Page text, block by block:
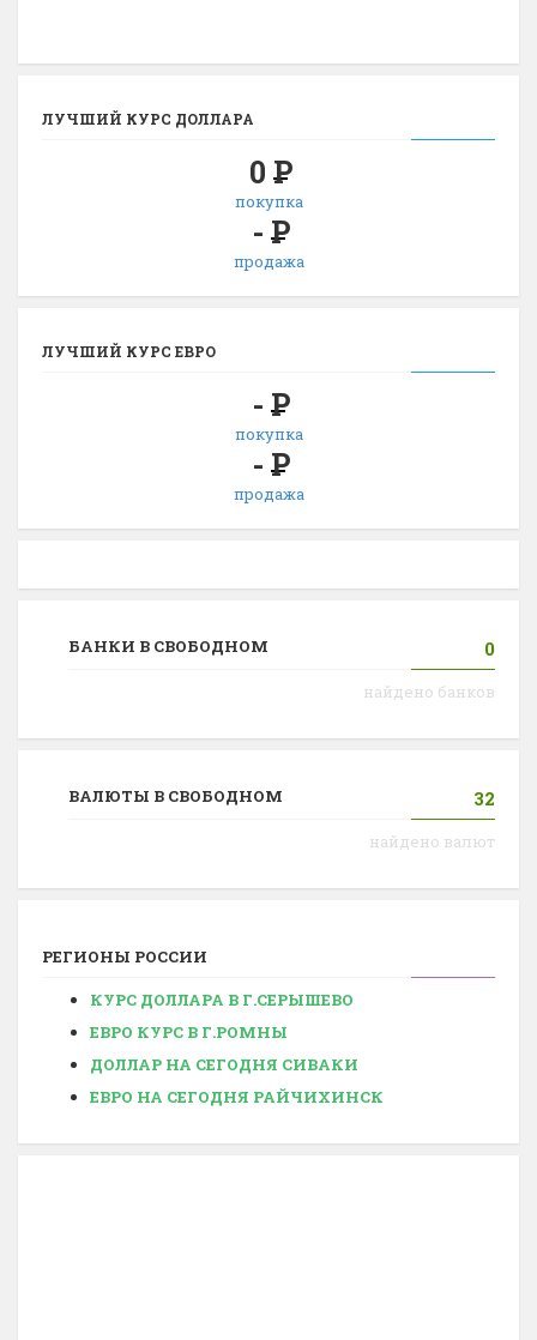
ЛУЧШИЙ КУРС ДОЛЛАРА
0 Р
покупка
- Р
продажа
ЛУЧШИЙ КУРС ЕВРО
- Р
покупка
- Р
продажа
БАНКИ В СВОБОДНОМ 0
найдено банков
ВАЛЮТЫ В СВОБОДНОМ 32
найдено валют
РЕГИОНЫ РОССИИ
КУРС ДОЛЛАРА В Г.СЕРЫШЕВО
ЕВРО КУРС В Г.РОМНЫ
ДОЛЛАР НА СЕГОДНЯ СИВАКИ
ЕВРО НА СЕГОДНЯ РАЙЧИХИНСК